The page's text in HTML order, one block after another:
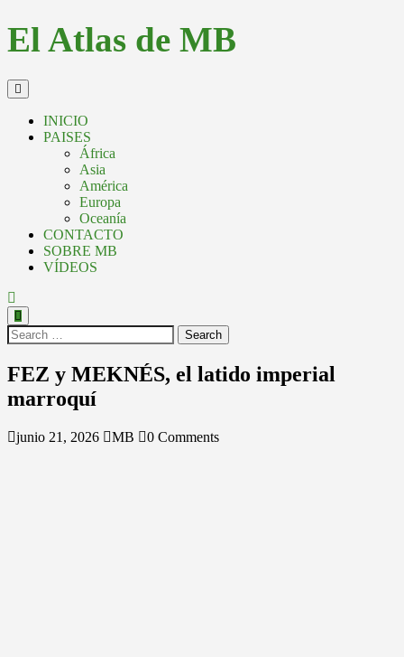
El Atlas de MB
INICIO
PAISES
África
Asia
América
Europa
Oceanía
CONTACTO
SOBRE MB
VÍDEOS
Search
FEZ y MEKNÉS, el latido imperial
marroquí
junio 21, 2026 MB 0 Comments